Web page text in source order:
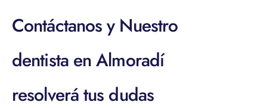
Contáctanos y Nuestro
dentista en Almoradí
resolverá tus dudas